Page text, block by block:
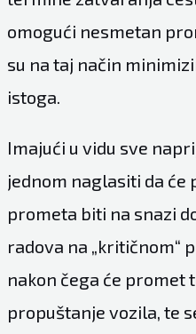
omogući nesmetan
su na taj način
istoga.
Imajući u vidu sve
jednom naglasiti da će
prometa biti na snazi
radova na „kritičnom“
nakon čega će promet
propuštanje vozila, te